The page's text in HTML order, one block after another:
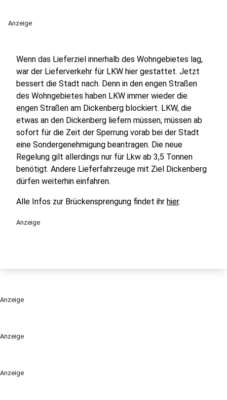
Anzeige
Anzeige
Anzeige
Wenn das Lieferziel innerhalb des Wohngebietes lag,
war der Lieferverkehr für LKW hier gestattet. Jetzt
bessert die Stadt nach. Denn in den engen Straßen
des Wohngebietes haben LKW immer wieder die
engen Straßen am Dickenberg blockiert. LKW, die
etwas an den Dickenberg liefern müssen, müssen ab
sofort für die Zeit der Sperrung vorab bei der Stadt
eine Sondergenehmigung beantragen. Die neue
Regelung gilt allerdings nur für Lkw ab 3,5 Tonnen
benötigt. Andere Lieferfahrzeuge mit Ziel Dickenberg
dürfen weiterhin einfahren.
Alle Infos zur Brückensprengung findet ihr hier.
Anzeige
Anzeige